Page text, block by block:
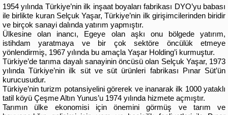
1954 yılında Türkiye’nin ilk inşaat boyaları fabrikası DYO’yu babası
ile birlikte kuran Selçuk Yaşar, Türkiye’nin ilk girişimcilerinden biridir
ve birçok sanayi dalında yatırım yapmıştır.
Ülkesine olan inancı, Egeye olan aşkı onu bölgede yatırım,
istihdam yaratmaya ve bir çok sektöre öncülük etmeye
yönlendirmiş, 1967 yılında bu amaçla Yaşar Holding’i kurmuştur.
Türkiye’de tarıma dayalı sanayinin öncüsü olan Selçuk Yaşar, 1973
yılında Türkiye’nin ilk süt ve süt ürünleri fabrikası Pınar Süt’ün
kurucusudur.
Türkiye’nin turizm potansiyelini görerek ve inanarak ilk 1000 yataklı
tatil köyü Çeşme Altın Yunus’u 1974 yılında hizmete açmıştır.
Tarımın ülke ekonomisi için önemini görmüş ve tarım ve